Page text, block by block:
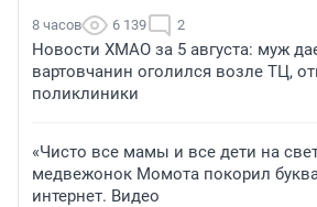
8 часов 6 139 2
Новости ХМАО за 5 августа: муж
вартовчанин оголился возле ТЦ,
поликлиники
«Чисто все мамы и все дети на
медвежонок Момота покорил
интернет. Видео